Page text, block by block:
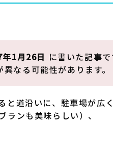
1月26日 に書いた記事で
なる可能性があります。
と道沿いに、駐車場が広
ランも美味らしい）、